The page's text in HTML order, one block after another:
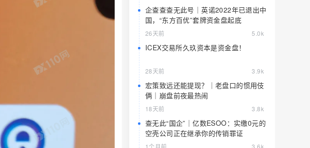
企查查查无此号｜英诺2022年已退出中
国，“东方百优”套牌资金盘起底
26天前 5.0k
ICEX交易所久玖资本是资金盘！
28天前 3.9k
宏策致远还能提现？｜老盘口的惯用伎
俩｜崩盘前夜最热闹
18天前 3.8k
查无此“国企”｜亿数ESOO：实缴0元的
空壳公司正在继承你的传销罪证
1个月前 3.6k